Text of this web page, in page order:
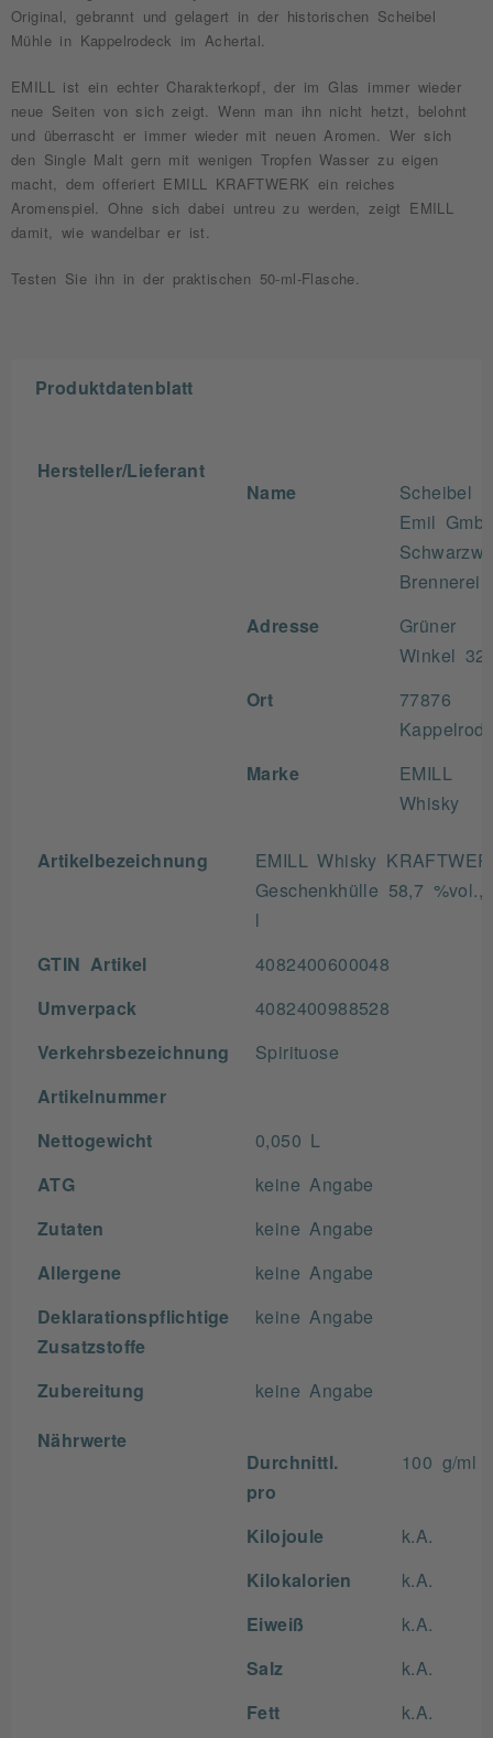
Original, gebrannt und gelagert in der historischen Scheibel
Mühle in Kappelrodeck im Achertal.
EMILL ist ein echter Charakterkopf, der im Glas immer wieder
neue Seiten von sich zeigt. Wenn man ihn nicht hetzt, belohnt
und überrascht er immer wieder mit neuen Aromen. Wer sich
den Single Malt gern mit wenigen Tropfen Wasser zu eigen
macht, dem offeriert EMILL KRAFTWERK ein reiches
Aromenspiel. Ohne sich dabei untreu zu werden, zeigt EMILL
damit, wie wandelbar er ist.
Testen Sie ihn in der praktischen 50-ml-Flasche.
Produktdatenblatt
Hersteller/Lieferant
Name
Scheibel
Emil
Brennerei
Adresse
Grüner
Winkel 32
Ort
77876
Marke
EMILL
Whisky
Artikelbezeichnung
EMILL Whisky
Geschenkhülle 58,7 %vol.,
l
GTIN Artikel 4082400600048
Umverpack 4082400988528
Verkehrsbezeichnung Spirituose
Artikelnummer
Nettogewicht 0,050 L
ATG keine Angabe
Zutaten keine Angabe
Allergene keine Angabe
Deklarationspflichtige
Zusatzstoffe
keine Angabe
Zubereitung keine Angabe
Nährwerte
Durchnittl.
pro
100 g/ml
Kilojoule k.A.
Kilokalorien k.A.
Eiweiß k.A.
Salz k.A.
Fett k.A.